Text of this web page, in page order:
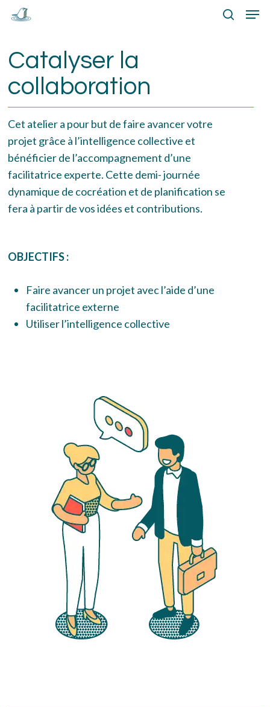
content
Catalyser la
collaboration
Cet atelier a pour but de faire avancer votre
projet grâce à l’intelligence collective et
bénéficier de l’accompagnement d’une
facilitatrice experte. Cette demi- journée
dynamique de cocréation et de planification se
fera à partir de vos idées et contributions.
OBJECTIFS :
Faire avancer un projet avec l’aide d’une
facilitatrice externe
Utiliser l’intelligence collective
Menu